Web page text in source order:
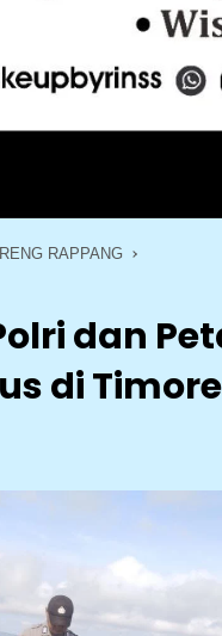
RAPPANG
dan
di